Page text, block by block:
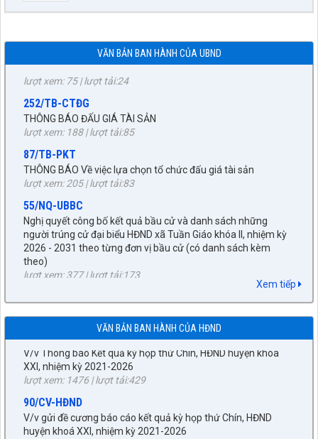
VĂN BẢN BAN HÀNH CỦA UBND
1872/KH-UBND
xã Tuần Giáo
lượt xem: 75 | lượt tải:24
252/TB-CTĐG
lượt xem: 188 | lượt tải:85
87/TB-PKT
lượt xem: 205 | lượt tải:83
55/NQ-UBBC
người trúng cử đại biểu HĐND xã Tuần Giáo khóa II, nhiệm kỳ
2026 - 2031 theo từng đơn vị bầu cử (có danh sách kèm
theo)
lượt xem: 377 | lượt tải:173
672/KH-UBND
KẾ HOẠCH tháng 3 năm 2026 Đấu giá quyền sử dụng đất, để
giao đất có thu tiền sử dụng đất thông qua hình thức đấu giá
quyền sử dụng đất năm 2026
lượt xem: 264 | lượt tải:245
92/QĐ-BNG
Về việc công bố danh mục văn bản quy phạm pháp luật hết
hiệu lực toàn bộ và văn bản quy phạm pháp luật hết hiệu lực
năm 2025
lượt xem: 329 | lượt tải:124
Xem tiếp
VĂN BẢN BAN HÀNH CỦA HĐND
27/NQ-HĐND
Về chủ trương sắp xếp đơn vị hành chính cấp xã trên địa bàn
huyện Tuần Giáo, tỉnh Điện Biên (gửi bản kèm Biên Bản kỳ
họp HĐND)
89/TB-HĐND
V/v Thông báo Kết quả kỳ họp thứ Chín, HĐND huyện khóa
lượt xem: 1476 | lượt tải:429
90/CV-HĐND
V/v gửi đề cương báo cáo kết quả kỳ họp thứ Chín, HĐND
huyện khoá XXI, nhiệm kỳ 2021-2026
lượt xem: 2265 | lượt tải:1084